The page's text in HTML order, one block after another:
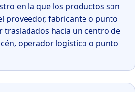
en la que los productos son
proveedor, fabricante o punto
trasladados hacia un centro de
operador logístico o punto